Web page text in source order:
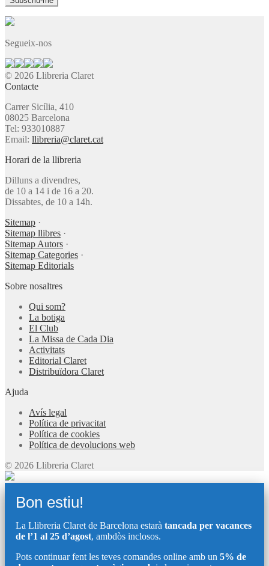
Segueix-nos
© 2026 Llibreria Claret
Contacte
Carrer Sicília, 410
08025 Barcelona
Tel: 933010887
Email: llibreria@claret.cat
Horari de la llibreria
Dilluns a divendres,
de 10 a 14 i de 16 a 20.
Dissabtes, de 10 a 14h.
Sitemap ·
Sitemap llibres ·
Sitemap Autors ·
Sitemap Categories ·
Sitemap Editorials
Sobre nosaltres
Qui som?
La botiga
El Club
La Missa de Cada Dia
Activitats
Editorial Claret
Distribuïdora Claret
Ajuda
Avís legal
Política de privacitat
Política de cookies
Política de devolucions web
© 2026 Llibreria Claret
Bon estiu!
La Llibreria Claret de Barcelona estarà tancada per vacances
de l’1 al 25 d’agost, ambdòs inclosos.
Pots continuar fent les teves comandes online amb un 5% de